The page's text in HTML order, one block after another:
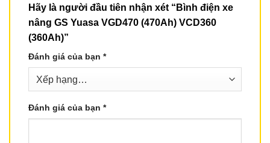
Hãy là người đầu tiên nhận xét “Bình điện xe
nâng GS Yuasa VGD470 (470Ah) VCD360
(360Ah)”
Đánh giá của bạn *
Đánh giá của bạn *